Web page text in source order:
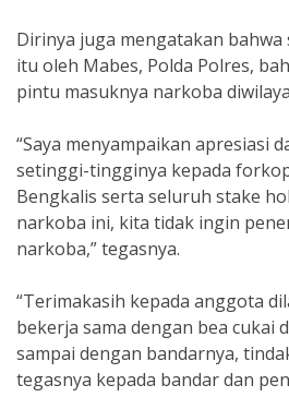
Dirinya juga mengatakan
itu oleh Mabes, Polda Polres,
pintu masuknya narkoba
“Saya menyampaikan apresiasi
setinggi-tingginya kepada
Bengkalis serta seluruh stake
narkoba ini, kita tidak ingin
narkoba,” tegasnya.
“Terimakasih kepada anggota
bekerja sama dengan bea cukai
sampai dengan bandarnya,
tegasnya kepada bandar dan